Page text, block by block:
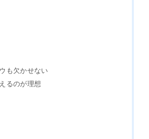
も欠かせない
るのが理想